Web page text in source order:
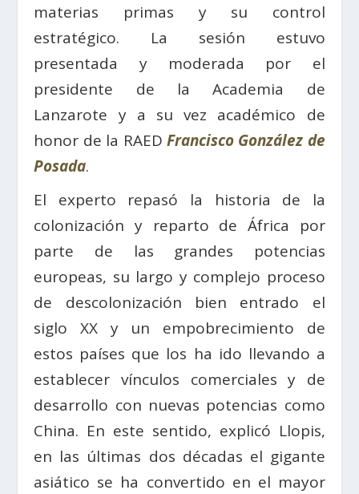
materias primas y su control
estratégico. La sesión estuvo
presentada y moderada por el
presidente de la Academia de
Lanzarote y a su vez académico de
honor de la RAED Francisco González de
Posada.
El experto repasó la historia de la
colonización y reparto de África por
parte de las grandes potencias
europeas, su largo y complejo proceso
de descolonización bien entrado el
siglo XX y un empobrecimiento de
estos países que los ha ido llevando a
establecer vínculos comerciales y de
desarrollo con nuevas potencias como
China. En este sentido, explicó Llopis,
en las últimas dos décadas el gigante
asiático se ha convertido en el mayor